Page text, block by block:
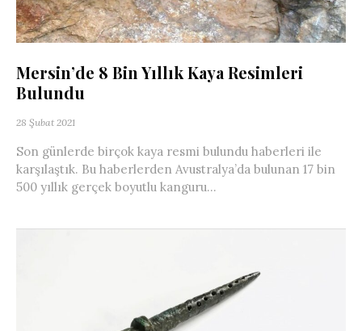
Mersin’de 8 Bin Yıllık Kaya Resimleri
Bulundu
28 Şubat 2021
Son günlerde birçok kaya resmi bulundu haberleri ile
karşılaştık. Bu haberlerden Avustralya’da bulunan 17 bin
500 yıllık gerçek boyutlu kanguru...